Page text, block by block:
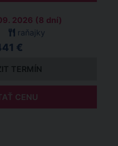
2026 (8 dní)
raňajky
€
TERMÍN
CENU